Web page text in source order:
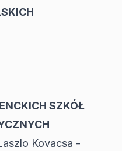
SZKÓŁ
Kovacsa -